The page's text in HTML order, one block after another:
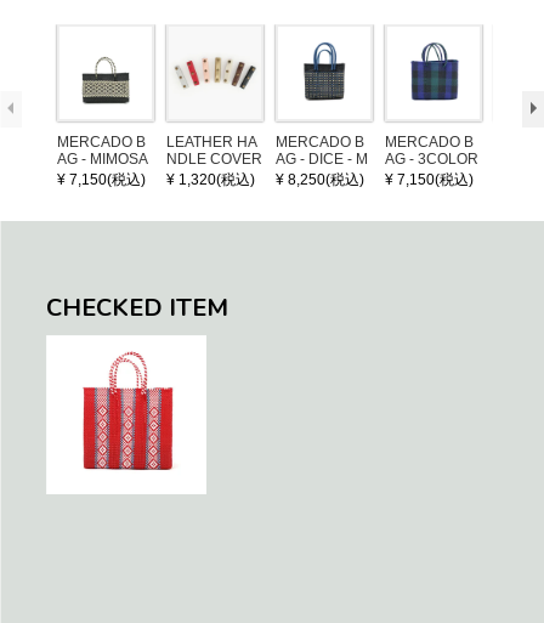
MERCADO B
AG - MIMOSA
- Black / Crea
¥ 7,150(税込)
LEATHER HA
NDLE COVER
¥ 1,320(税込)
MERCADO B
AG - DICE - M
OSAIC - Black
¥ 8,250(税込)
MERCADO B
AG - 3COLOR
S CHECK - Bl
¥ 7,150(税込)
CHECKED ITEM